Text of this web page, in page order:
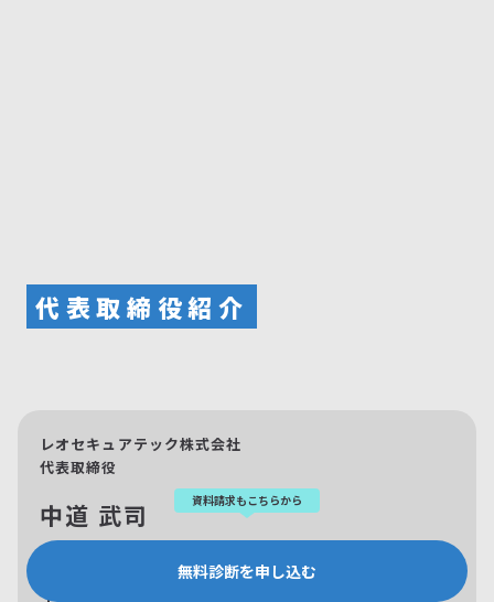
代表取締役紹介
レオセキュアテック株式会社
代表取締役
中道 武司
サイバー捜査官、システムエンジニアとして、国
資料請求もこちらから
無料診断を申し込む